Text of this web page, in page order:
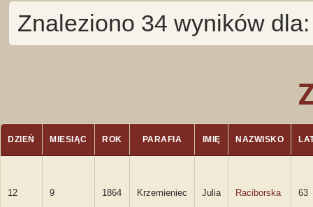
Znaleziono 34 wyników
DZIEŃ MIESIĄC ROK PARAFIA IMIĘ NAZWISKO
12 9 1864 Krzemieniec Julia Raciborska 63